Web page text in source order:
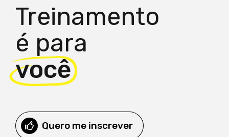
Treinamento
é para
você
Quero me inscrever